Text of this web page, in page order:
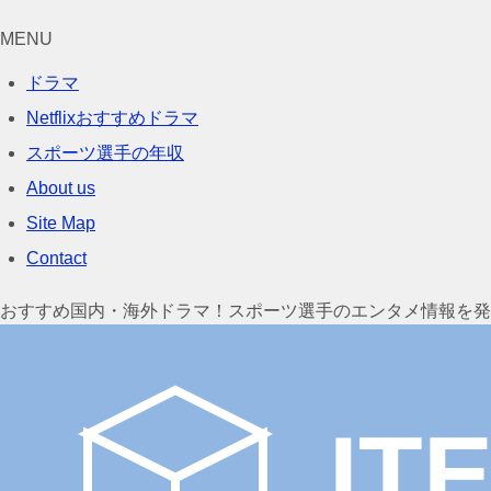
MENU
ドラマ
Netflixおすすめドラマ
スポーツ選手の年収
About us
Site Map
Contact
おすすめ国内・海外ドラマ！スポーツ選手のエンタメ情報を